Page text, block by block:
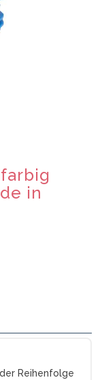
in
Reihenfolge